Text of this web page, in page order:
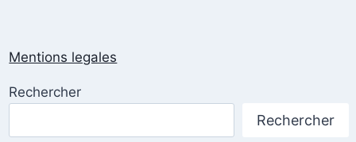
Mentions legales
Rechercher
Rechercher